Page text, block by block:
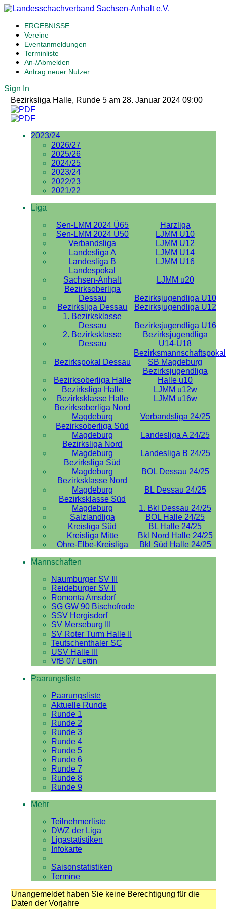
ERGEBNISSE
Vereine
Eventanmeldungen
Terminliste
An-/Abmelden
Antrag neuer Nutzer
Sign In
Bezirksliga Halle, Runde 5 am 28. Januar 2024 09:00
2023/24
2026/27
2025/26
2024/25
2023/24
2022/23
2021/22
Liga
Sen-LMM 2024 Ü65
Harzliga
Sen-LMM 2024 Ü50
LJMM U10
Verbandsliga
LJMM U12
Landesliga A
LJMM U14
Landesliga B
LJMM U16
Landespokal
Sachsen-Anhalt
LJMM u20
Bezirksoberliga
Dessau
Bezirksjugendliga U10
Bezirksliga Dessau
Bezirksjugendliga U12
1. Bezirksklasse
Dessau
Bezirksjugendliga U16
2. Bezirksklasse
Dessau
Bezirksjugendliga
U14-U18
Bezirkspokal Dessau
Bezirksmannschaftspokal
SB Magdeburg
Bezirksoberliga Halle
Bezirksjugendliga
Halle u10
Bezirksliga Halle
LJMM u12w
Bezirksklasse Halle
LJMM u16w
Bezirksoberliga Nord
Magdeburg
Verbandsliga 24/25
Bezirksoberliga Süd
Magdeburg
Landesliga A 24/25
Bezirksliga Nord
Magdeburg
Landesliga B 24/25
Bezirksliga Süd
Magdeburg
BOL Dessau 24/25
Bezirksklasse Nord
Magdeburg
BL Dessau 24/25
Bezirksklasse Süd
Magdeburg
1. Bkl Dessau 24/25
Salzlandliga
BOL Halle 24/25
Kreisliga Süd
BL Halle 24/25
Kreisliga Mitte
Bkl Nord Halle 24/25
Ohre-Elbe-Kreisliga
Bkl Süd Halle 24/25
Mannschaften
Naumburger SV III
Reideburger SV II
Romonta Amsdorf
SG GW 90 Bischofrode
SSV Hergisdorf
SV Merseburg III
SV Roter Turm Halle II
Teutschenthaler SC
USV Halle III
VfB 07 Lettin
Paarungsliste
Paarungsliste
Aktuelle Runde
Runde 1
Runde 2
Runde 3
Runde 4
Runde 5
Runde 6
Runde 7
Runde 8
Runde 9
Mehr
Teilnehmerliste
DWZ der Liga
Ligastatistiken
Infokarte
Saisonstatistiken
Termine
Unangemeldet haben Sie keine Berechtigung für die
Daten der Vorjahre